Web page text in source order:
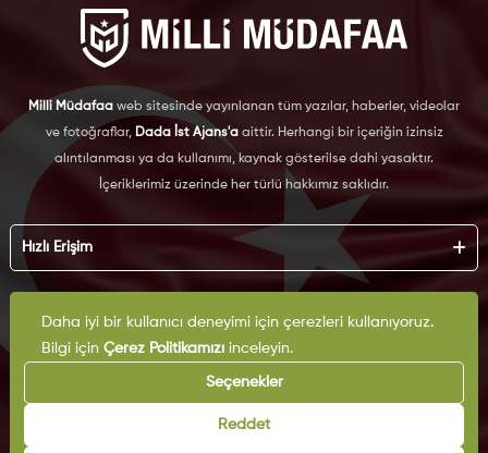
Milli Müdafaa web sitesinde yayınlanan tüm yazılar, haberler, videolar
ve fotoğraflar, Dada İst Ajans'aaittir. Herhangi bir içeriğin izinsiz
alıntılanması ya da kullanımı, kaynak gösterilse dahi yasaktır.
İçeriklerimiz üzerinde her türlü hakkımız saklıdır.
Hızlı Erişim
Künye
Reklam
Arşiv
İletişim
Kurumsal
KVKK
Çerez Politikası
Gizlilik Politikası
Daha iyi bir kullanıcı deneyimi için çerezleri kullanıyoruz.
Bilgi için Çerez Politikamızıinceleyin.
Seçenekler
Reddet